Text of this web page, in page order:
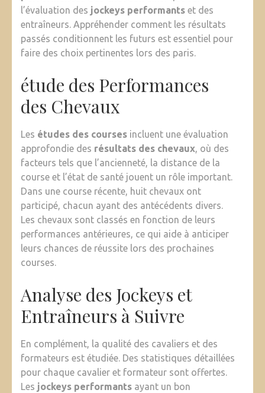
l’évaluation des jockeys performants et des
entraîneurs. Appréhender comment les résultats
passés conditionnent les futurs est essentiel pour
faire des choix pertinentes lors des paris.
étude des Performances
des Chevaux
Les études des courses incluent une évaluation
approfondie des résultats des chevaux, où des
facteurs tels que l’ancienneté, la distance de la
course et l’état de santé jouent un rôle important.
Dans une course récente, huit chevaux ont
participé, chacun ayant des antécédents divers.
Les chevaux sont classés en fonction de leurs
performances antérieures, ce qui aide à anticiper
leurs chances de réussite lors des prochaines
courses.
Analyse des Jockeys et
Entraîneurs à Suivre
En complément, la qualité des cavaliers et des
formateurs est étudiée. Des statistiques détaillées
pour chaque cavalier et formateur sont offertes.
Les jockeys performants ayant un bon